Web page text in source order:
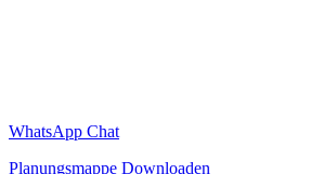
WhatsApp Chat
Planungsmappe Downloaden